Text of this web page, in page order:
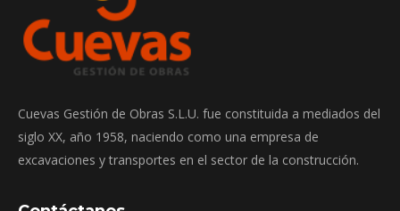
Cuevas Gestión de Obras S.L.U. fue constituida a mediados del
siglo XX, año 1958, naciendo como una empresa de
excavaciones y transportes en el sector de la construcción.